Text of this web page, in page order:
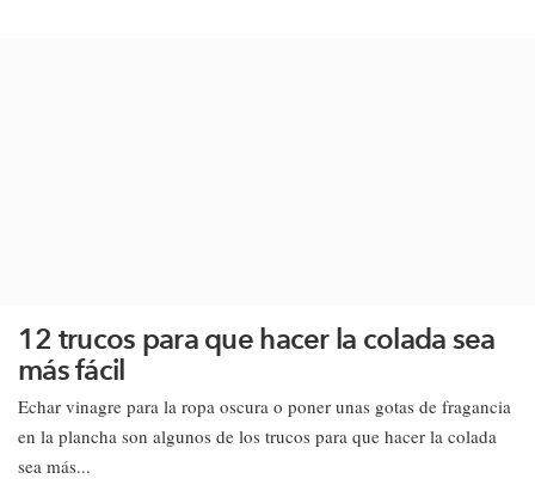
12 trucos para que hacer la colada sea
más fácil
Echar vinagre para la ropa oscura​ o poner unas gotas de fragancia
en la plancha son algunos de los trucos para que hacer la colada
sea más...